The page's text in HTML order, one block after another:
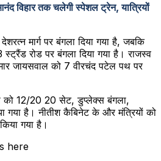
विहार तक चलेगी स्पेशल ट्रेन, यात्रियों
मार्ग पर बंगला दिया गया है, जबकि
स्ट्रैंड रोड पर बंगला दिया गया है। राजस्व
जायसवाल को 7 वीरचंद पटेल पथ पर
को 12/20 20 सेट, डुप्लेक्स बंगला,
गया है। नीतीश कैबिनेट के और मंत्रियों को
गया है।
here